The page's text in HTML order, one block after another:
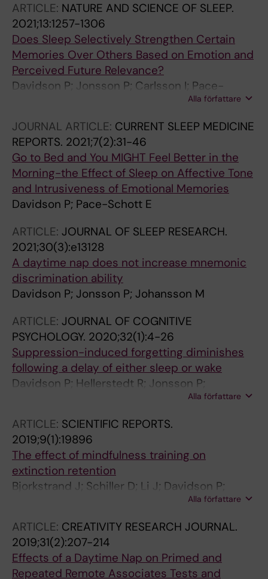
ARTICLE: NATURE AND SCIENCE OF SLEEP.
2021;13:1257-1306
Does Sleep Selectively Strengthen Certain
Memories Over Others Based on Emotion and
Perceived Future Relevance?
Davidson P; Jonsson P; Carlsson I; Pace-
Alla författare
JOURNAL ARTICLE: CURRENT SLEEP MEDICINE
REPORTS. 2021;7(2):31-46
Go to Bed and You MIGHT Feel Better in the
Morning-the Effect of Sleep on Affective Tone
and Intrusiveness of Emotional Memories
Davidson P; Pace-Schott E
ARTICLE: JOURNAL OF SLEEP RESEARCH.
2021;30(3):e13128
A daytime nap does not increase mnemonic
discrimination ability
Davidson P; Jonsson P; Johansson M
ARTICLE: JOURNAL OF COGNITIVE
PSYCHOLOGY. 2020;32(1):4-26
Suppression-induced forgetting diminishes
following a delay of either sleep or wake
Davidson P; Hellerstedt R; Jonsson P;
Alla författare
ARTICLE: SCIENTIFIC REPORTS.
2019;9(1):19896
The effect of mindfulness training on
extinction retention
Bjorkstrand J; Schiller D; Li J; Davidson P;
Alla författare
ARTICLE: CREATIVITY RESEARCH JOURNAL.
2019;31(2):207-214
Effects of a Daytime Nap on Primed and
Repeated Remote Associates Tests and